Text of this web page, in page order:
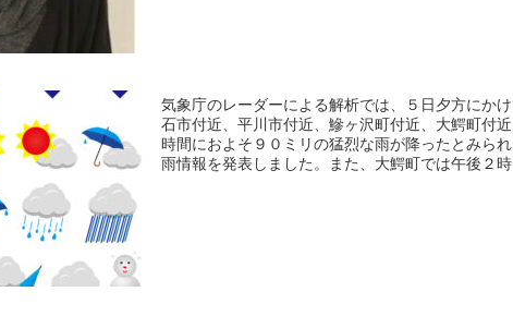
気象庁のレーダーによる解析では、５日夕方にか
石市付近、平川市付近、鰺ヶ沢町付近、大鰐町付
時間におよそ９０ミリの猛烈な雨が降ったとみら
雨情報を発表しました。また、大鰐町では午後２